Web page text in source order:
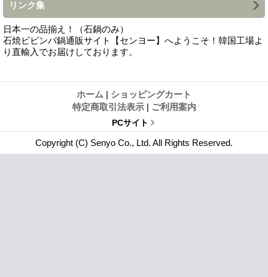
リンク集
日本一の品揃え！（石鍋のみ）
石焼ビビンバ鍋通販サイト【センヨー】へようこそ！韓国工場よ
り直輸入でお届けしております。
ホーム | ショッピングカート
特定商取引法表示 | ご利用案内
PCサイト
Copyright (C) Senyo Co., Ltd. All Rights Reserved.